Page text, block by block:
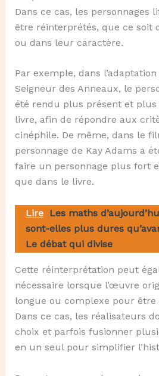
Dans ce cas, les personnages
être réinterprétés, que ce soit
ou dans leur caractère.
Par exemple, dans
Seigneur des Anneaux, le
été rendu plus présent et
livre, afin de répondre aux
cinéphile. De même, dans le
personnage de Kay Adams a
faire un personnage plus fort
que dans le livre.
Lire Les maths
sont-elles plus dures
Le débat qui divise
Cette réinterprétation peut
nécessaire lorsque l’œuvre
longue ou complexe pour
Dans ce cas, les réalisateurs
choix et parfois fusionner
en un seul pour simplifier